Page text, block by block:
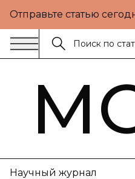
Отправьте статью
Научный журнал